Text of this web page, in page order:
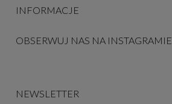
INFORMACJE
OBSERWUJ NAS NA INSTAGRAMIE
NEWSLETTER